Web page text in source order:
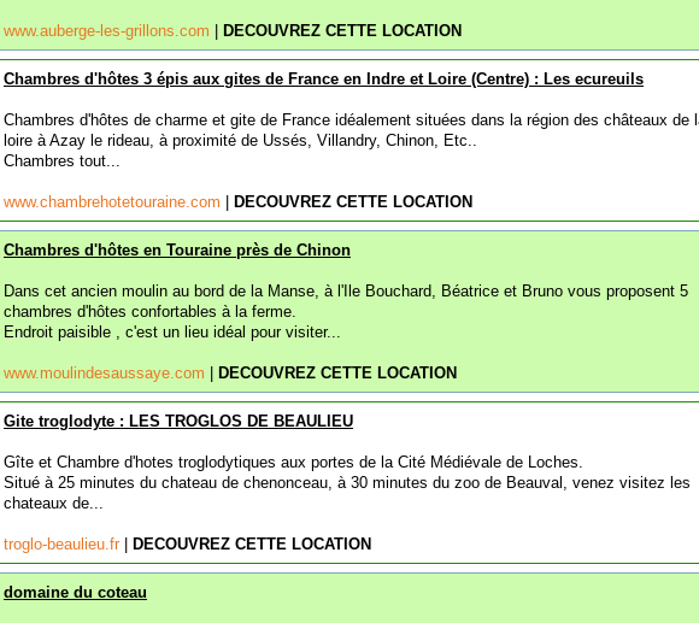
www.auberge-les-grillons.com DECOUVREZ CETTE LOCATION
Chambres d'hôtes 3 épis aux gites de France en Indre et Loire (Centre) : Les ecureuils
Chambres d'hôtes de charme et gite de France idéalement situées dans la région des châteaux de
loire à Azay le rideau, à proximité de Ussés, Villandry, Chinon, Etc..
Chambres tout...
www.chambrehotetouraine.com DECOUVREZ CETTE LOCATION
Chambres d'hôtes en Touraine près de Chinon
Dans cet ancien moulin au bord de la Manse, à l'Ile Bouchard, Béatrice et Bruno vous proposent 5
chambres d'hôtes confortables à la ferme.
Endroit paisible , c'est un lieu idéal pour visiter...
www.moulindesaussaye.com DECOUVREZ CETTE LOCATION
Gite troglodyte : LES TROGLOS DE BEAULIEU
Gîte et Chambre d'hotes troglodytiques aux portes de la Cité Médiévale de Loches.
Situé à 25 minutes du chateau de chenonceau, à 30 minutes du zoo de Beauval, venez visitez les
chateaux de...
troglo-beaulieu.fr DECOUVREZ CETTE LOCATION
domaine du coteau